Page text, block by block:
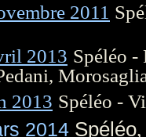
2011
2013 Spéléo -
2013 Spéléo -
2014 Spéléo